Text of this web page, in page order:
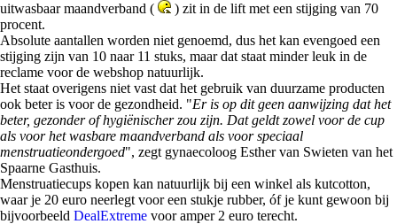
uitwasbaar maandverband (
) zit in de lift met een stijging van 70
procent.
Absolute aantallen worden niet genoemd, dus het kan evengoed een
stijging zijn van 10 naar 11 stuks, maar dat staat minder leuk in de
reclame voor de webshop natuurlijk.
Het staat overigens niet vast dat het gebruik van duurzame producten
ook beter is voor de gezondheid. "Er is op dit geen aanwijzing dat het
beter, gezonder of hygiënischer zou zijn. Dat geldt zowel voor de cup
als voor het wasbare maandverband als voor speciaal
menstruatieondergoed", zegt gynaecoloog Esther van Swieten van het
Spaarne Gasthuis.
Menstruatiecups kopen kan natuurlijk bij een winkel als kutcotton,
waar je 20 euro neerlegt voor een stukje rubber, óf je kunt gewoon bij
bijvoorbeeld DealExtreme voor amper 2 euro terecht.